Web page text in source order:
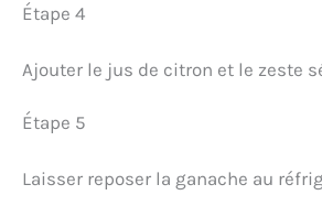
Étape 4
Ajouter le jus de citron et le zeste
Étape 5
Laisser reposer la ganache au